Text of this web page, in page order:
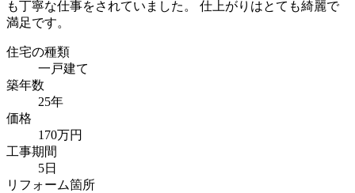
も丁寧な仕事をされていました。 仕上がりはとても綺麗で
満足です。
住宅の種類
一戸建て
築年数
25年
価格
170万円
工事期間
5日
リフォーム箇所